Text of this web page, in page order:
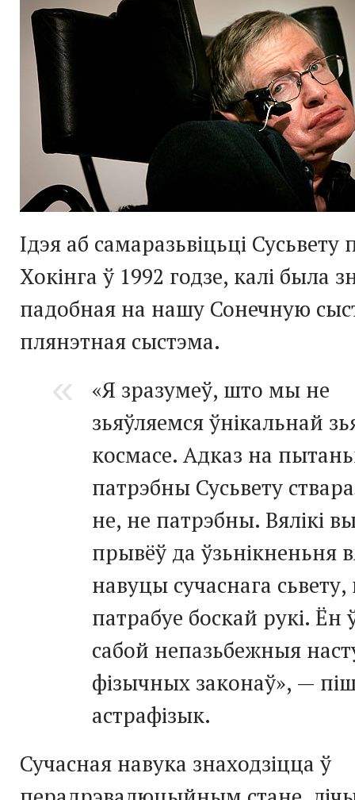
Ідэя аб самаразьвіцьці
Хокінга ў 1992 годзе, калі была
падобная на нашу Сонечную
плянэтная сыстэма.
«Я зразумеў, што мы не
зьяўляемся ўнікальнай
космасе. Адказ на
патрэбны Сусьвету
не, не патрэбны. Вялікі
прывёў да ўзьнікненьня
навуцы сучаснага сьвету,
патрабуе боскай рукі. Ён
сабой непазьбежныя
фізычных законаў», —
астрафізык.
Сучасная навука знаходзіцца ў